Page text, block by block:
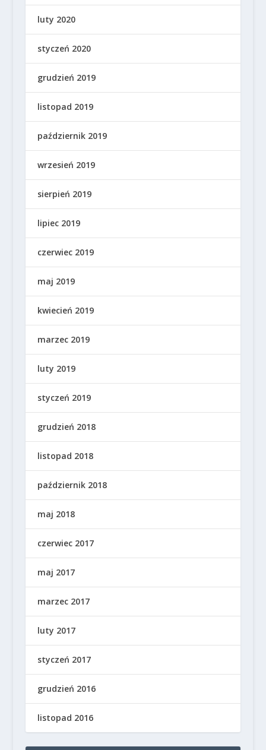
luty 2020
styczeń 2020
grudzień 2019
listopad 2019
październik 2019
wrzesień 2019
sierpień 2019
lipiec 2019
czerwiec 2019
maj 2019
kwiecień 2019
marzec 2019
luty 2019
styczeń 2019
grudzień 2018
listopad 2018
październik 2018
maj 2018
czerwiec 2017
maj 2017
marzec 2017
luty 2017
styczeń 2017
grudzień 2016
listopad 2016